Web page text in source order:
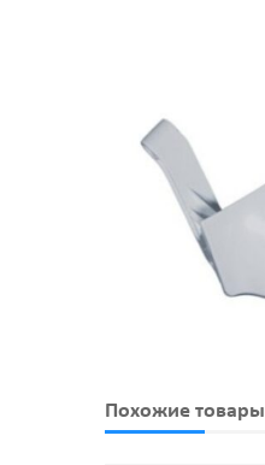
Похожие товары